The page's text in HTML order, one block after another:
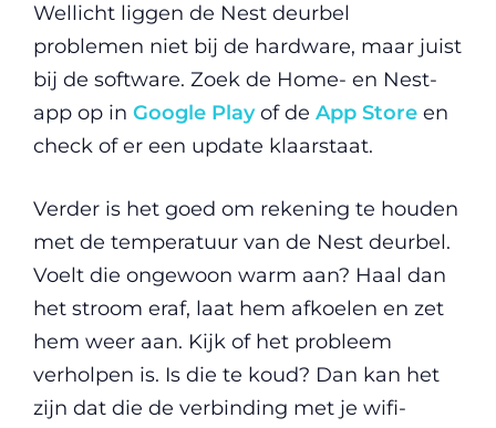
Wellicht liggen de Nest deurbel
problemen niet bij de hardware, maar juist
bij de software. Zoek de Home- en Nest-
app op in Google Playof de App Store en
check of er een update klaarstaat.
Verder is het goed om rekening te houden
met de temperatuur van de Nest deurbel.
Voelt die ongewoon warm aan? Haal dan
het stroom eraf, laat hem afkoelen en zet
hem weer aan. Kijk of het probleem
verholpen is. Is die te koud? Dan kan het
zijn dat die de verbinding met je wifi-